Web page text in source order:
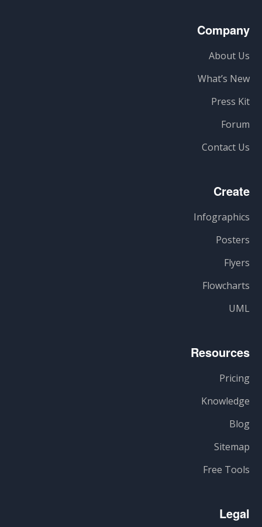
Company
About Us
What’s New
Press Kit
Forum
Contact Us
Create
Infographics
Posters
Flyers
Flowcharts
UML
Resources
Pricing
Knowledge
Blog
Sitemap
Free Tools
Legal